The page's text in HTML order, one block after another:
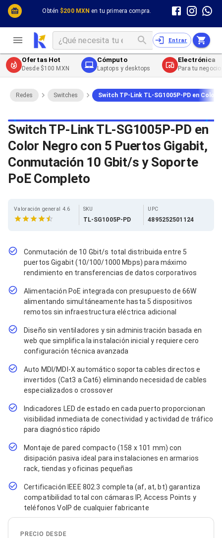
Obtén $200 MXN en tu primera compra.
Cómputo y Hardware
Desktop y Portátiles
Impresión y Consumibles
Celulares y Telefonía
Energía
Entrar
Cómputo y Hardware
Cables
Cables PC
Cables PC USB
Cables PC Serial
Cables PC SATA / eSATA
Cables PC SAS
Cables PC VGA / HD15
Cables de Audio / Video HDMI
Cables de Audio / Video AUX
Cables de Audio / Video VGA
Cables de Audio / Video RCA
Cables de Audio / Video Toslink
Cables de Audio / Video DVI
Cables de Energía
Cables de Poder (Interno)
Cables de Poder (Externo)
Cables Fibra Óptica
Cables SFP+
Jacks de Red
Conectores
Tapas y Cajas
Pinzas Ponchadoras
Probadores de Cable
Cortadoras de Cable
Protectores para Cables
Cables para Impresoras
Bobinas
Cableado Estructurado
Sujetadores de Cables
Cinchos
Adaptadores
Adaptadores PC
Adaptadores PC USB
Adaptadores PC Serial
Adaptadores PC SATA
Adaptadores PC IDE
Adaptadores PC Teclado
Bluetooth
Adaptadores Video
Adaptadores Video DisplayPort
Divisores de Video
Adaptadores Video HDMI
Extensores y Receptores de Vídeo
Adaptadores Video DVI
Adaptadores Video VGA / HD15
Repetidores USB
Ofertas Hot
Desde $100 MXN
Cómputo
Laptops y desktops
Electrónica
Para tu
Redes Switches Switch TP-Link TL-SG1005P-PD en
Switch TP-Link TL-SG1005P-PD en
Color Negro con 5 Puertos Gigabit,
Conmutación 10 Gbit/s y Soporte
PoE Completo
Valoración general 4.6 SKU
TL-SG1005P-PD
UPC
4895252501124
Conmutación de 10 Gbit/s total distribuida entre 5
puertos Gigabit (10/100/1000 Mbps) para máximo
rendimiento en transferencias de datos corporativos
Alimentación PoE integrada con presupuesto de 66W
alimentando simultáneamente hasta 5 dispositivos
remotos sin infraestructura eléctrica adicional
Diseño sin ventiladores y sin administración basada en
web que simplifica la instalación inicial y requiere cero
configuración técnica avanzada
Auto MDI/MDI-X automático soporta cables directos e
invertidos (Cat3 a Cat6) eliminando necesidad de cables
especializados o crossover
Indicadores LED de estado en cada puerto proporcionan
visibilidad inmediata de conectividad y actividad de tráfico
para diagnóstico rápido
Montaje de pared compacto (158 x 101 mm) con
disipación pasiva ideal para instalaciones en armarios
rack, tiendas y oficinas pequeñas
Certificación IEEE 802.3 completa (af, at, bt) garantiza
compatibilidad total con cámaras IP, Access Points y
teléfonos VoIP de cualquier fabricante
PRECIO DESDE